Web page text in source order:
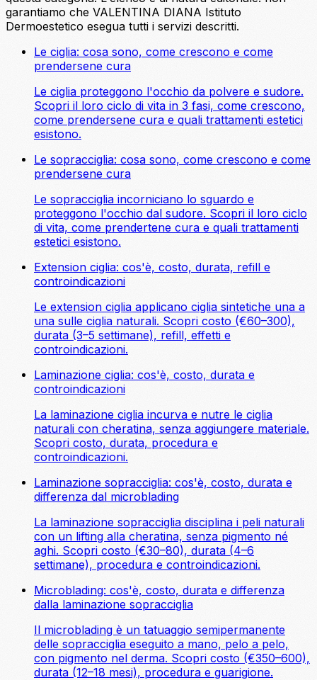
garantiamo che VALENTINA DIANA Istituto
Dermoestetico esegua tutti i servizi descritti.
Le ciglia: cosa sono, come crescono e come
prendersene cura
Le ciglia proteggono l'occhio da polvere e sudore.
Scopri il loro ciclo di vita in 3 fasi, come crescono,
come prendersene cura e quali trattamenti estetici
esistono.
Le sopracciglia: cosa sono, come crescono e come
prendersene cura
Le sopracciglia incorniciano lo sguardo e
proteggono l'occhio dal sudore. Scopri il loro ciclo
di vita, come prendertene cura e quali trattamenti
estetici esistono.
Extension ciglia: cos'è, costo, durata, refill e
controindicazioni
Le extension ciglia applicano ciglia sintetiche una a
una sulle ciglia naturali. Scopri costo (€60–300),
durata (3–5 settimane), refill, effetti e
controindicazioni.
Laminazione ciglia: cos'è, costo, durata e
controindicazioni
La laminazione ciglia incurva e nutre le ciglia
naturali con cheratina, senza aggiungere materiale.
Scopri costo, durata, procedura e
controindicazioni.
Laminazione sopracciglia: cos'è, costo, durata e
differenza dal microblading
La laminazione sopracciglia disciplina i peli naturali
con un lifting alla cheratina, senza pigmento né
aghi. Scopri costo (€30–80), durata (4–6
settimane), procedura e controindicazioni.
Microblading: cos'è, costo, durata e differenza
dalla laminazione sopracciglia
Il microblading è un tatuaggio semipermanente
delle sopracciglia eseguito a mano, pelo a pelo,
con pigmento nel derma. Scopri costo (€350–600),
durata (12–18 mesi), procedura e guarigione.